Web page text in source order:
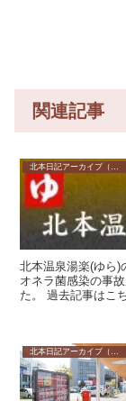
関連記事
北本日記アーカイブ（記録保存）
北本温泉湯楽(ゆら)
オネラ菌感染の事
た。 過去記事はこ
北本日記アーカイブ（記録保存）